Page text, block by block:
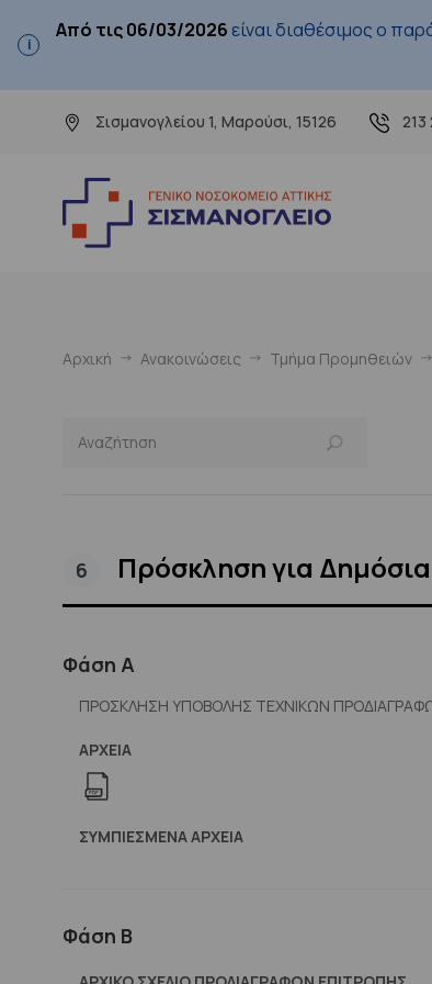
Από τις 06/03/2026 είναι διαθέσιμος ο
Σισμανογλείου 1, Μαρούσι, 15126 213
Αρχική Ανακοινώσεις Τμήμα Προμηθειών
6 Πρόσκληση για
Φάση Α
ΠΡΟΣΚΛΗΣΗ ΥΠΟΒΟΛΗΣ ΤΕΧΝΙΚΩΝ
ΑΡΧΕΊΑ
ΣΥΜΠΙΕΣΜΈΝΑ ΑΡΧΕΊΑ
Φάση Β